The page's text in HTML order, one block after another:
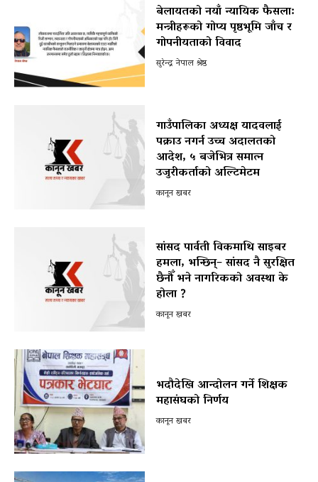
बेलायतको नयाँ न्यायिक फैसला:
मन्त्रीहरूको गोप्य पृष्ठभूमि जाँच र
गोपनीयताको विवाद
सुरेन्द्र नेपाल श्रेष्ठ
गाउँपालिका अध्यक्ष यादवलाई
पक्राउ नगर्न उच्च अदालतको
आदेश, ५ बजेभित्र समात्न
उजुरीकर्ताको अल्टिमेटम
कानून खबर
सांसद पार्वती विकमाथि साइबर
हमला, भन्छिन्– सांसद नै सुरक्षित
छैनौँ भने नागरिकको अवस्था के
होला ?
कानून खबर
भदौदेखि आन्दोलन गर्ने शिक्षक
महासंघको निर्णय
कानून खबर